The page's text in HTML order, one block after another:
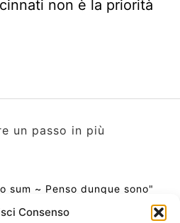
Consenso
non è la priorità
un passo in più
sum ~ Penso dunque sono"